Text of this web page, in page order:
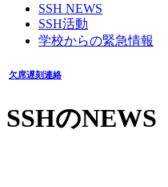
SSH NEWS
SSH活動
学校からの緊急情報
欠席遅刻連絡
SSHのNEWS